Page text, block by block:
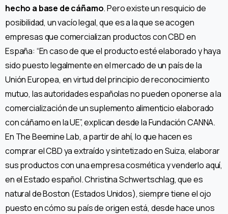
hecho a base de cáñamo. Pero existe un resquicio de
posibilidad, un vacío legal, que es a la que se acogen
empresas que comercializan productos con CBD en
España: “En caso de que el producto esté elaborado y haya
sido puesto legalmente en el mercado de un país de la
Unión Europea, en virtud del principio de reconocimiento
mutuo, las autoridades españolas no pueden oponerse a la
comercialización de un suplemento alimenticio elaborado
con cáñamo en la UE”, explican desde la Fundación CANNA.
En The Beemine Lab, a partir de ahí, lo que hacen es
comprar el CBD ya extraído y sintetizado en Suiza, elaborar
sus productos con una empresa cosmética y venderlo aquí,
en el Estado español. Christina Schwertschlag, que es
natural de Boston (Estados Unidos), siempre tiene el ojo
puesto en cómo su país de origen está, desde hace unos